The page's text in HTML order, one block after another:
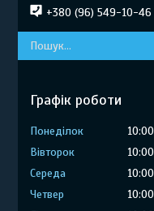
+380 (96) 549-10-46
Графік роботи
Понеділок 10:00
Вівторок
10:00
Середа
10:00
Четвер
10:00